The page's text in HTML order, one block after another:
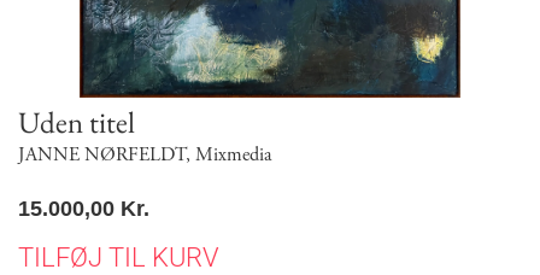
Uden titel
JANNE NØRFELDT, Mixmedia
15.000,00 Kr.
TILFØJ TIL KURV